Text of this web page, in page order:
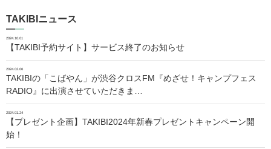
TAKIBIニュース
2024.10.01
【TAKIBI予約サイト】サービス終了のお知らせ
2024.02.06
TAKIBIの「こばやん」が渋谷クロスFM『めざせ！キャンプフェス
RADIO』に出演させていただきま…
2024.01.24
【プレゼント企画】TAKIBI2024年新春プレゼントキャンペーン開
始！